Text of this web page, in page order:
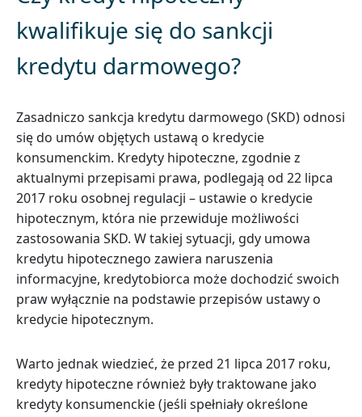
kwalifikuje się do sankcji
kredytu darmowego?
Zasadniczo sankcja kredytu darmowego (SKD) odnosi
się do umów objętych ustawą o kredycie
konsumenckim. Kredyty hipoteczne, zgodnie z
aktualnymi przepisami prawa, podlegają od 22 lipca
2017 roku osobnej regulacji – ustawie o kredycie
hipotecznym, która nie przewiduje możliwości
zastosowania SKD. W takiej sytuacji, gdy umowa
kredytu hipotecznego zawiera naruszenia
informacyjne, kredytobiorca może dochodzić swoich
praw wyłącznie na podstawie przepisów ustawy o
kredycie hipotecznym.
Warto jednak wiedzieć, że przed 21 lipca 2017 roku,
kredyty hipoteczne również były traktowane jako
kredyty konsumenckie (jeśli spełniały określone